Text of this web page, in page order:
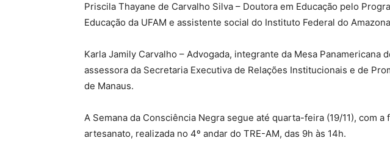
Priscila Thayane de Carvalho Silva – Doutora em Educação pelo
Educação da UFAM e assistente social do Instituto Federal do
Karla Jamily Carvalho – Advogada, integrante da Mesa Panamericana
assessora da Secretaria Executiva de Relações Institucionais e de
de Manaus.
A Semana da Consciência Negra segue até quarta-feira (19/11), com a
artesanato, realizada no 4º andar do TRE-AM, das 9h às 14h.